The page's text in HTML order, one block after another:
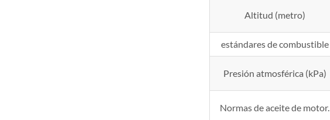
Altitud (metro)
estándares de combustible
Presión atmosférica (kPa)
Normas de aceite de motor.